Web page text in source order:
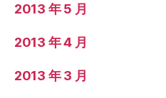
2013 年 5 月
2013 年 4 月
2013 年 3 月